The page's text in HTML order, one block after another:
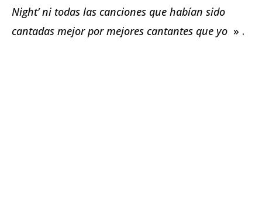
Night’ ni todas las canciones que habían sido
cantadas mejor por mejores cantantes que yo » .